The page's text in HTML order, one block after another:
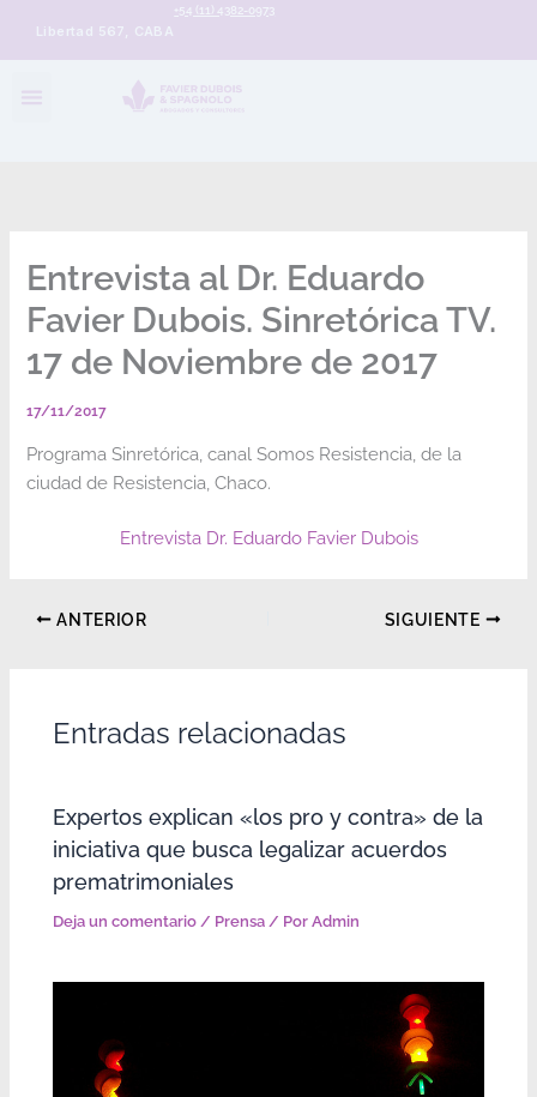
Libertad 567, CABA
+54 (11) 4382-0973
Entrevista al Dr. Eduardo
Favier Dubois. Sinretórica TV.
17 de Noviembre de 2017
17/11/2017
Programa Sinretórica, canal Somos Resistencia, de la
ciudad de Resistencia, Chaco.
Entrevista Dr. Eduardo Favier Dubois
ANTERIOR SIGUIENTE
Entradas relacionadas
Expertos explican «los pro y contra» de la
iniciativa que busca legalizar acuerdos
prematrimoniales
Deja un comentario / Prensa / PorAdmin